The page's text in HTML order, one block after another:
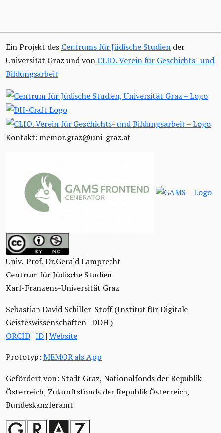
Ein Projekt des Centrums für Jüdische Studien der
Universität Graz und von CLIO. Verein für Geschichts- und
Bildungsarbeit
Kontakt: memor.graz@uni-graz.at
Univ.-Prof. Dr.Gerald Lamprecht
Centrum für Jüdische Studien
Karl-Franzens-Universität Graz
Sebastian David Schiller-Stoff (Institut für Digitale
Geisteswissenschaften | DDH )
ORCID | ID | Website
Prototyp: MEMOR als App
Gefördert von: Stadt Graz, Nationalfonds der Republik
Österreich, Zukunftsfonds der Republik Österreich,
Bundeskanzleramt